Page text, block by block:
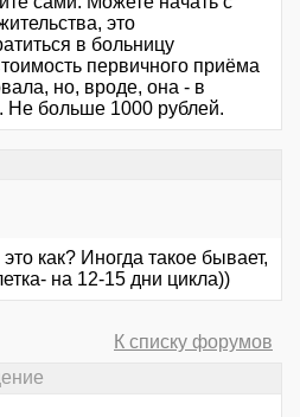
это
в больницу
первичного приёма
но, вроде, она - в
больше 1000 рублей.
как? Иногда такое бывает,
на 12-15 дни цикла))
К списку форумов